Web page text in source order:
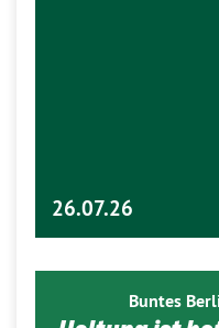
26.07.26
Buntes